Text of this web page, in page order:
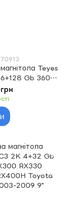
Teyes
Gb 360°
ES300
2006 9"